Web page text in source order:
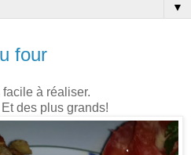
▼
four
à réaliser.
des plus grands!